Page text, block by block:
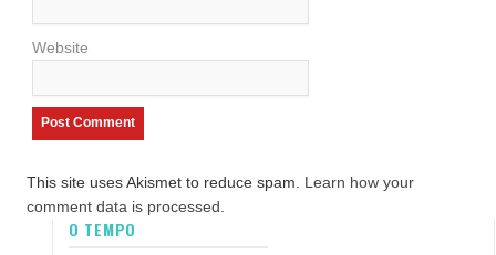
Website
This site uses Akismet to reduce spam. Learn how your
comment data is processed.
O TEMPO